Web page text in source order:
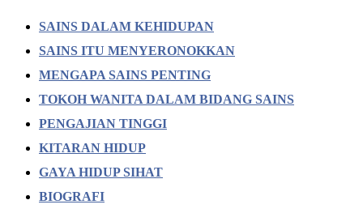
SAINS DALAM KEHIDUPAN
SAINS ITU MENYERONOKKAN
MENGAPA SAINS PENTING
TOKOH WANITA DALAM BIDANG SAINS
PENGAJIAN TINGGI
KITARAN HIDUP
GAYA HIDUP SIHAT
BIOGRAFI